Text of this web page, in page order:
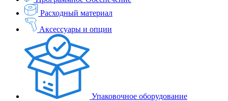
Расходный материал
Аксессуары и опции
Упаковочное оборудование